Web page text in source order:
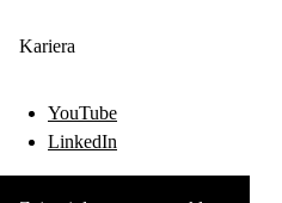
Kariera
YouTube
LinkedIn